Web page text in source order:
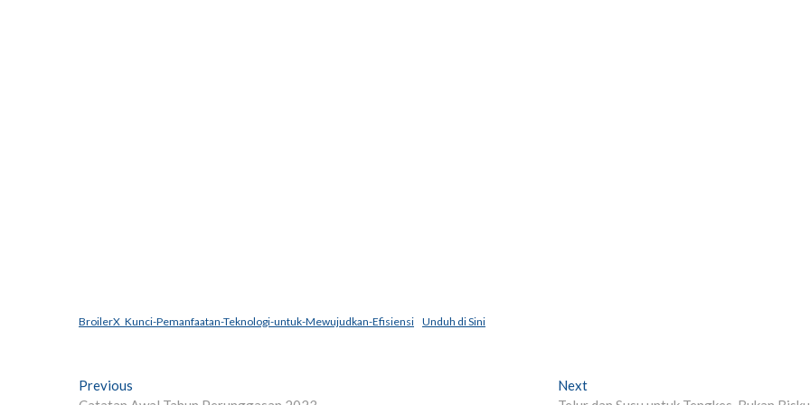
BroilerX_Kunci-Pemanfaatan-Teknologi-untuk-Mewujudkan-Efisiensi Unduh di Sini
Post
Previous NextNext